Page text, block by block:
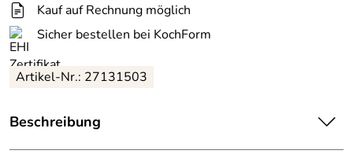
Kauf auf Rechnung möglich
Sicher bestellen bei KochForm
Artikel-Nr.: 27131503
Beschreibung
ASABrotteller Semana in mocha. Bringt Ruhe und